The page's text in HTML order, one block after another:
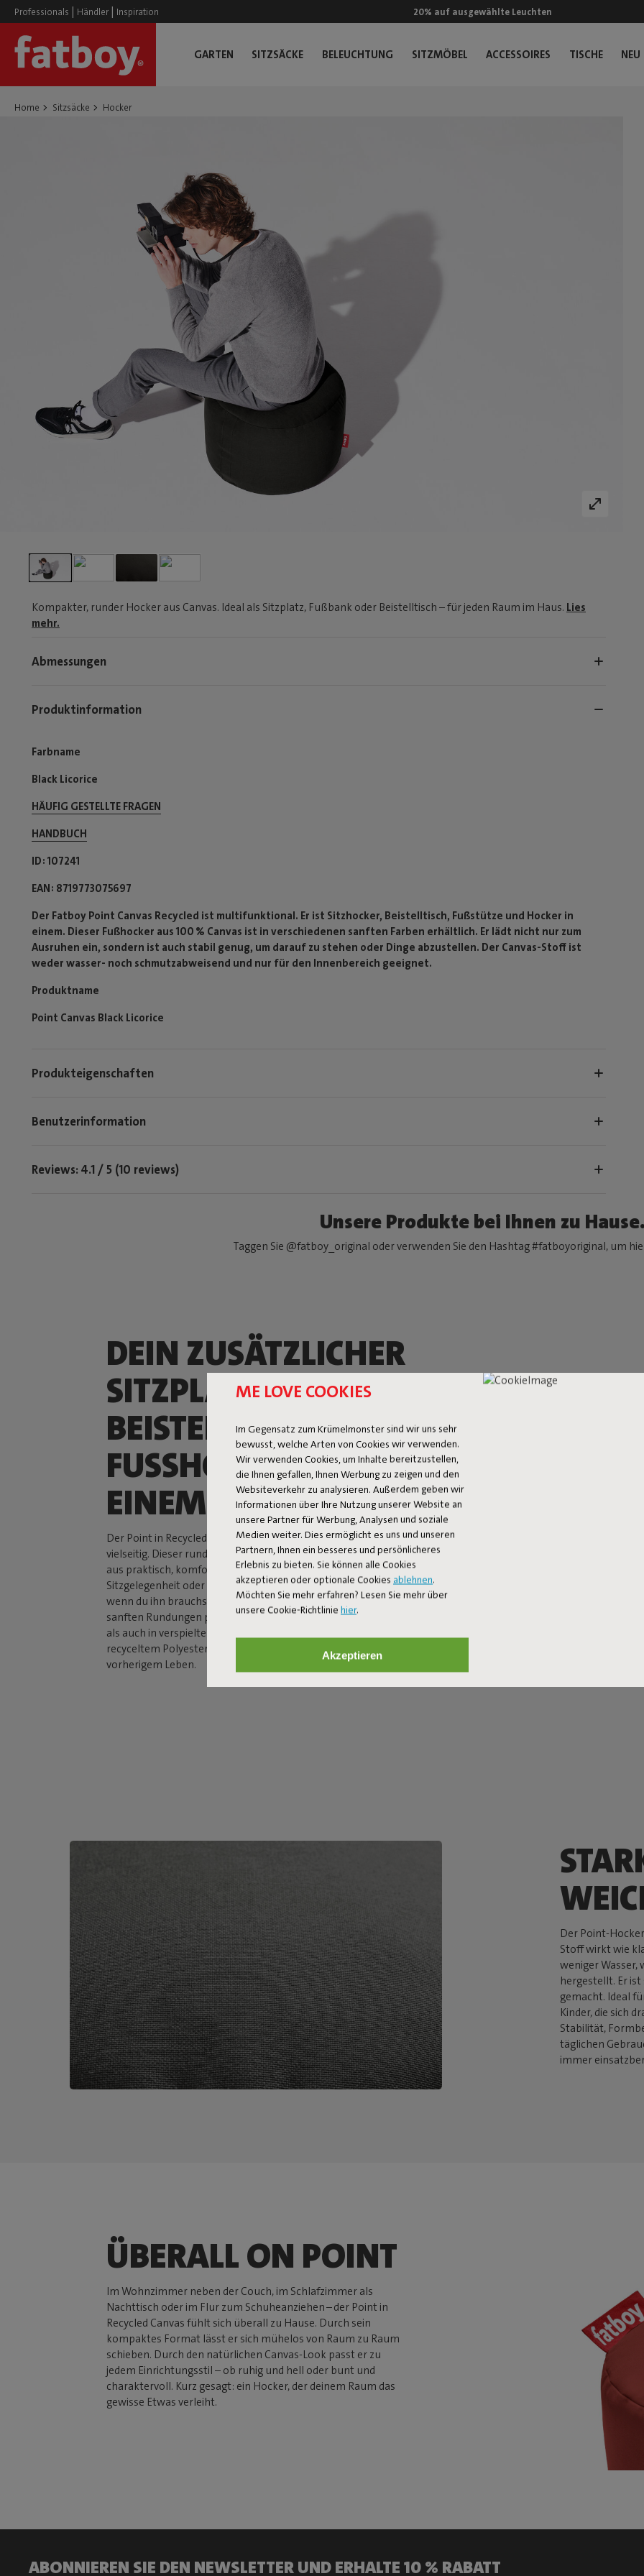
ME LOVE COOKIES
Im Gegensatz zum Krümelmonster sind wir uns sehr
bewusst, welche Arten von Cookies wir verwenden.
Wir verwenden Cookies, um Inhalte bereitzustellen,
die Ihnen gefallen, Ihnen Werbung zu zeigen und den
Websiteverkehr zu analysieren. Außerdem geben wir
Informationen über Ihre Nutzung unserer Website an
unsere Partner für Werbung, Analysen und soziale
Medien weiter. Dies ermöglicht es uns und unseren
Partnern, Ihnen ein besseres und persönlicheres
Erlebnis zu bieten. Sie können alle Cookies
akzeptieren oder optionale Cookies ablehnen.
Möchten Sie mehr erfahren? Lesen Sie mehr über
unsere Cookie-Richtlinie hier.
Akzeptieren
Professionals | Händler | Inspiration 20% auf ausgewählte Leuchten
GARTEN SITZSÄCKE BELEUCHTUNG SITZMÖBEL ACCESSOIRES TISCHE NEU
Home Sitzsäcke Hocker
Kompakter, runder Hocker aus Canvas. Ideal als Sitzplatz, Fußbank oder Beistelltisch – für jeden Raum im Haus. Lies
mehr.
Abmessungen
Produktinformation
Farbname
Black Licorice
HÄUFIG GESTELLTE FRAGEN
HANDBUCH
ID 107241
EAN 8719773075697
Der Fatboy Point Canvas Recycled ist multifunktional. Er ist Sitzhocker, Beistelltisch, Fußstütze und Hocker in
einem. Dieser Fußhocker aus 100 % Canvas ist in verschiedenen sanften Farben erhältlich. Er lädt nicht nur zum
Ausruhen ein, sondern ist auch stabil genug, um darauf zu stehen oder Dinge abzustellen. Der Canvas-Stoff ist
weder wasser- noch schmutzabweisend und nur für den Innenbereich geeignet.
Produktname
Point Canvas Black Licorice
Produkteigenschaften
Benutzerinformation
Reviews: 4.1 / 5 (10 reviews)
Unsere Produkte bei Ihnen zu Hause.
Taggen Sie @fatboy_original oder verwenden Sie den Hashtag #fatboyoriginal, um
DEIN ZUSÄTZLICHER
SITZPLATZ,
BEISTELLTISCH UND
FUSSHOCKER IN E
INEM
Der Point in Recycled Canvas ist klein, aber überraschend
vielseitig. Dieser runde Hocker ist die perfekte Kombination
aus praktisch, komfortabel und eigenwillig. Ob als Fußbank,
Sitzgelegenheit oder Beistelltisch – der Point ist zur Stelle,
wenn du ihn brauchst. Mit seinem robusten Canvas-Look und
sanften Rundungen passt er sowohl ins klare Design-Interieur
als auch in verspielte Räume. Der Bezug besteht aus 100 %
recyceltem Polyester, hauptsächlich aus PET-Flaschen mit
vorherigem Leben.
Der Point-
Stoff wirkt wie
weniger Wasser,
hergestellt. Er
gemacht. Ideal
Kinder, die sich
Stabilität,
täglichen
immer
ÜBERALL ON POINT
Im Wohnzimmer neben der Couch, im Schlafzimmer als
Nachttisch oder im Flur zum Schuheanziehen – der Point in
Recycled Canvas fühlt sich überall zu Hause. Durch sein
kompaktes Format lässt er sich mühelos von Raum zu Raum
schieben. Durch den natürlichen Canvas-Look passt er zu
jedem Einrichtungsstil – ob ruhig und hell oder bunt und
charaktervoll. Kurz gesagt: ein Hocker, der deinem Raum das
gewisse Etwas verleiht.
ABONNIEREN SIE DEN NEWSLETTER UND ERHALTE 10 % RABATT